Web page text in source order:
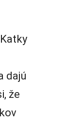
dajú
že